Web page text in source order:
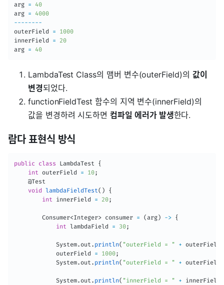
arg =
40
arg =
4000
--------
outerField =
1000
innerField =
20
arg = 40
LambdaTest Class의 맴버 변수(outerField)의 값이
변경되었다.
functionFieldTest 함수의 지역 변수(innerField)의
값을 변경하려 시도하면 컴파일 에러가 발생한다.
람다 표현식 방식
public class LambdaTest
{
int outerField = 10;
@Test
void
lambdaFieldTest( )
{
int innerField = 20;
Consumer<Integer> consumer = (arg ) -> {
int lambdaField = 30;
System. out . println( "outerField = " + outerField
            outerField
= 1000;
System. out . println( "outerField = " + outerField
System. out . println( "innerField = " + innerField